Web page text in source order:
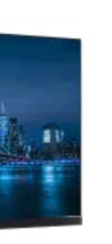
служить
правил